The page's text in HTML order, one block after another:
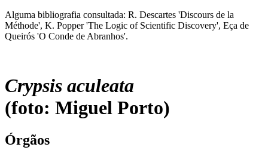
Alguma bibliografia consultada: R. Descartes 'Discours de la
Méthode', K. Popper 'The Logic of Scientific Discovery', Eça de
Queirós 'O Conde de Abranhos'.
Crypsis aculeata
(foto: Miguel Porto)
Órgãos